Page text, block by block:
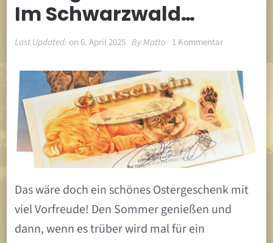
Im Schwarzwald…
Last Updated:on 6. April 2025 ByMatto 1 Kommentarzu
Afrika
im
Das wäre doch ein schönes Ostergeschenk mit
viel Vorfreude! Den Sommer genießen und
dann, wenn es trüber wird mal für ein